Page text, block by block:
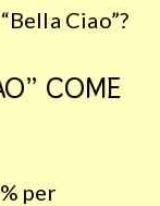
Ciao”?
COME
per